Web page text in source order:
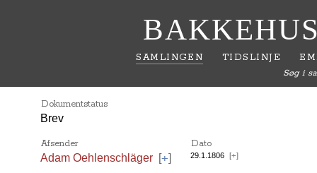
SAMLINGEN TIDSLINJE
Søg i
Dokumentstatus
Brev
Afsender Dato
Adam Oehlenschläger [+] 29.1.1806 [+]